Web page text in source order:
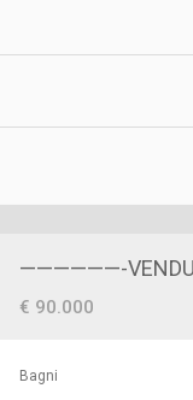
€ 90.000
Bagni